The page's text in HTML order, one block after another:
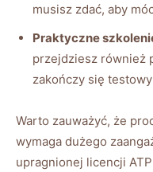
musisz zdać, aby
Praktyczne
przejdziesz również
zakończy się
Warto zauważyć, że
wymaga dużego
upragnionej licencji